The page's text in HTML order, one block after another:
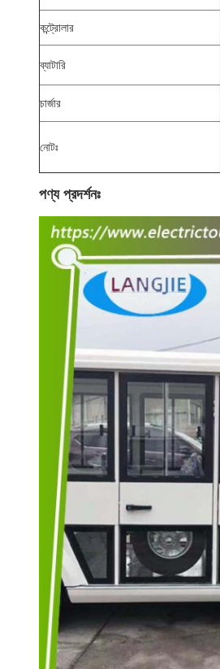
কন্ট্রোলার
ব্যাটারি
চার্জার
নোটঃ
পণ্য প্রদর্শনঃ